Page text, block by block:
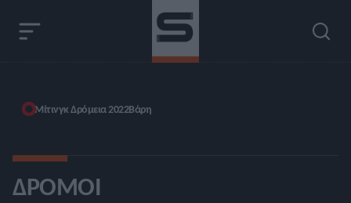
Μίτινγκ Δρόμεια 2022Βάρη
ΔΡΌΜΟΙ